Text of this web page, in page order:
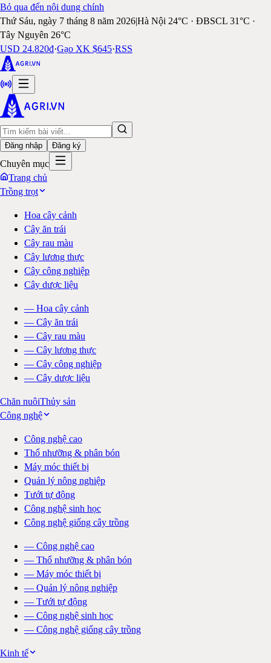
Bỏ qua đến nội dung chính
Thứ Sáu, ngày 7 tháng 8 năm 2026|Hà Nội 24°C · ĐBSCL 31°C ·
Tây Nguyên 26°C
USD 24.820đ·Gạo XK $645·RSS
Đăng nhập Đăng ký
Chuyên mục
Trang chủ
Trồng trọt
Hoa cây cảnh
Cây ăn trái
Cây rau màu
Cây lương thực
Cây công nghiệp
Cây dược liệu
— Hoa cây cảnh
— Cây ăn trái
— Cây rau màu
— Cây lương thực
— Cây công nghiệp
— Cây dược liệu
Chăn nuôiThủy sản
Công nghệ
Công nghệ cao
Thổ nhưỡng & phân bón
Máy móc thiết bị
Quản lý nông nghiệp
Tưới tự động
Công nghệ sinh học
Công nghệ giống cây trồng
— Công nghệ cao
— Thổ nhưỡng & phân bón
— Máy móc thiết bị
— Quản lý nông nghiệp
— Tưới tự động
— Công nghệ sinh học
— Công nghệ giống cây trồng
Kinh tế